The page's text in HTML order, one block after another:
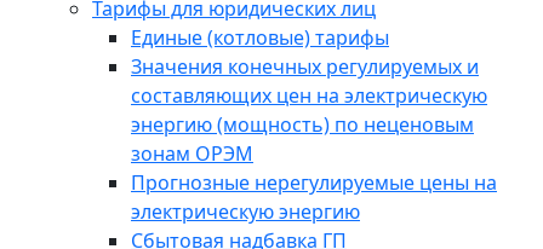
Тарифы для юридических лиц
Единые (котловые) тарифы
Значения конечных регулируемых и
составляющих цен на электрическую
энергию (мощность) по неценовым
зонам ОРЭМ
Прогнозные нерегулируемые цены на
электрическую энергию
Сбытовая надбавка ГП